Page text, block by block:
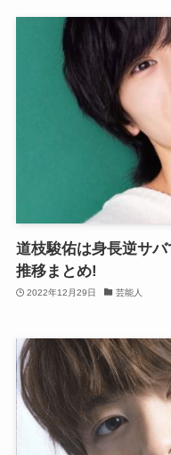
道枝駿佑は身長逆サ
推移まとめ!
2022年12月29日 芸能人